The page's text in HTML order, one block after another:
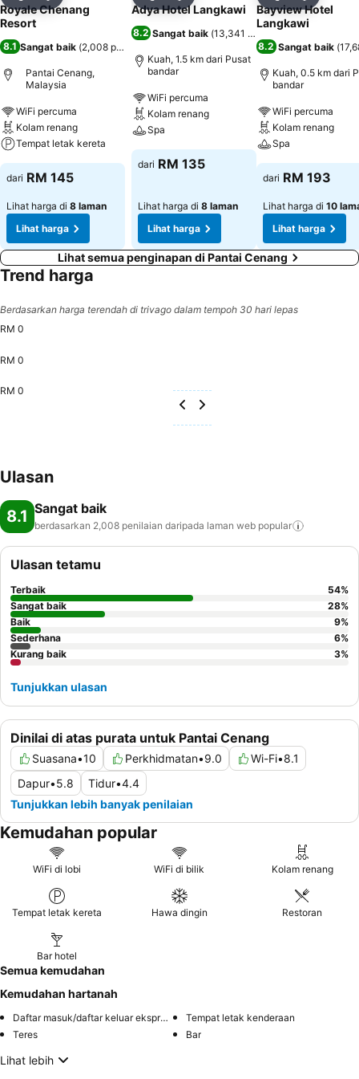
Royale Chenang
Resort
8.1 Sangat baik (2,008 penilaian
Pantai Cenang,
Malaysia
WiFi percuma
Kolam renang
Tempat letak kereta
dari RM 145
Lihat harga di 8 laman
Lihat harga
Adya Hotel Langkawi
8.2 Sangat baik (13,341 penilaian
Kuah, 1.5 km dari Pusat
bandar
WiFi percuma
Kolam renang
Spa
dari RM 135
Lihat harga di 8 laman
Lihat harga
Bayview Hotel
Langkawi
8.2 Sangat baik (
Kuah, 0.5 km dari
bandar
WiFi percuma
Kolam renang
Spa
dari RM 193
Lihat harga di 10
Lihat harga
Lihat semua penginapan di Pantai Cenang
Trend harga
Berdasarkan harga terendah di trivago dalam tempoh 30 hari lepas
RM 0
RM 0
RM 0
Ulasan
8.1 Sangat baik
berdasarkan 2,008 penilaian daripada laman web popular
Dinilai di atas purata untuk Pantai Cenang
Suasana•10 Perkhidmatan•9.0 Wi-Fi•8.1
Dapur•5.8 Tidur•4.4
Tunjukkan lebih banyak penilaian
Ulasan tetamu
Terbaik 54%
Sangat baik
28%
Baik
9%
Sederhana
6%
Kurang baik
3%
Tunjukkan ulasan
Kemudahan popular
WiFi di lobi WiFi di bilik Kolam renang
Tempat letak kereta Hawa dingin Restoran
Bar hotel
Semua kemudahan
Kemudahan hartanah
Daftar masuk/daftar keluar ekspres
Tempat letak kenderaan
Teres
Bar
Lihat lebih